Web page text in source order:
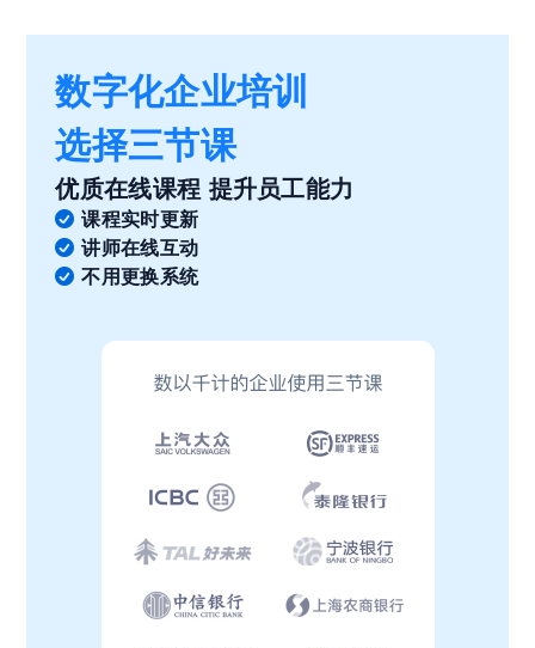
数字化企业培训
选择三节课
优质在线课程 提升员工能力
课程实时更新
讲师在线互动
不用更换系统